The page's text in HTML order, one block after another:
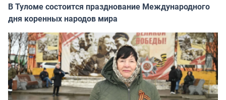
В Туломе состоится празднование Международного
дня коренных народов мира